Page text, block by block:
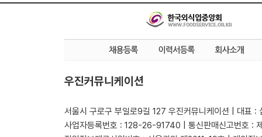
우진커뮤니케이션
서울시 구로구 부일로9길 127 우진커뮤니케이션 | 대표 :
사업자등록번호 : 128-26-91740 | 통신판매신고번호 :